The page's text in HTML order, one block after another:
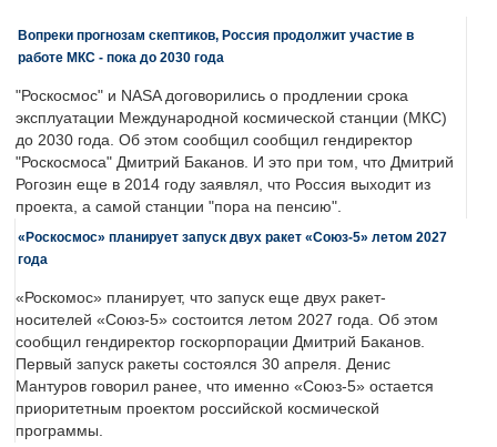
Вопреки прогнозам скептиков, Россия продолжит участие в
работе МКС - пока до 2030 года
"Роскосмос" и NASA договорились о продлении срока
эксплуатации Международной космической станции (МКС)
до 2030 года. Об этом сообщил сообщил гендиректор
"Роскосмоса" Дмитрий Баканов. И это при том, что Дмитрий
Рогозин еще в 2014 году заявлял, что Россия выходит из
проекта, а самой станции "пора на пенсию".
«Роскосмос» планирует запуск двух ракет «Союз-5» летом 2027
года
«Роскомос» планирует, что запуск еще двух ракет-
носителей «Союз-5» состоится летом 2027 года. Об этом
сообщил гендиректор госкорпорации Дмитрий Баканов.
Первый запуск ракеты состоялся 30 апреля. Денис
Мантуров говорил ранее, что именно «Союз-5» остается
приоритетным проектом российской космической
программы.